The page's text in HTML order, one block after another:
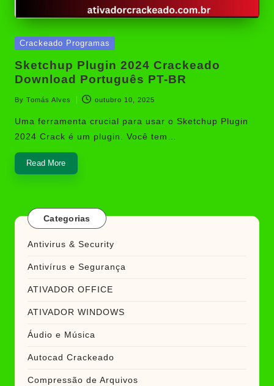
Posted
Crackeado Programas
Sketchup Plugin 2024 Crackeado
Download Português PT-BR
Posted
by
By Tomás Alves outubro 10, 2025
Uma ferramenta crucial para usar o Sketchup Plugin
2024 Crack é um plugin. Você tem…
Read More
Categorias
Antivirus & Security
Antivírus e Segurança
ATIVADOR OFFICE
ATIVADOR WINDOWS
Áudio e Música
Autocad Crackeado
Compressão de Arquivos